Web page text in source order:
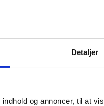
Detaljer
og annoncer, til at